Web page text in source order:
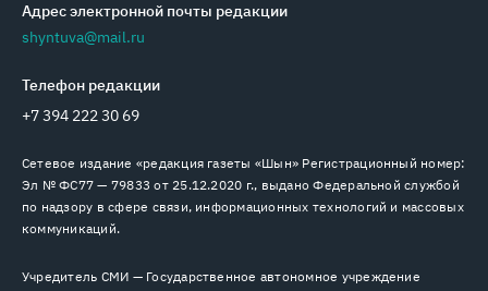
Адрес электронной почты редакции
shyntuva@mail.ru
Телефон редакции
+7 394 222 30 69
Сетевое издание «редакция газеты «Шын» Регистрационный номер:
Эл № ФС77 — 79833 от 25.12.2020 г., выдано Федеральной службой
по надзору в сфере связи, информационных технологий и массовых
коммуникаций.
Учредитель СМИ — Государственное автономное учреждение